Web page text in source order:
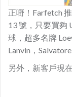
正嘢！Farfetch
13 號，只要買夠
球，超多名牌
Lanvin，
另外，新客戶現